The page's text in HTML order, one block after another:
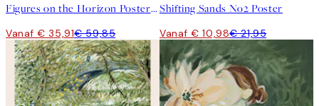
Figures on the Horizon Postersets
Vanaf € 35,91€ 59,85
Shifting Sands No2 Poster
Vanaf € 10,98€ 21,95